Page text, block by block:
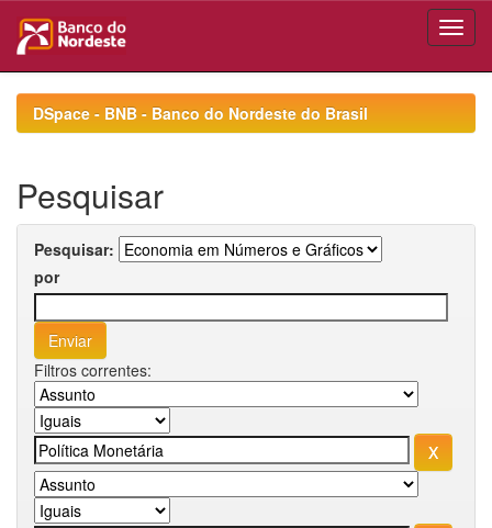
navigationDSpace - BNB - Banco do Nordeste do Brasil
Pesquisar
Pesquisar:
por
Filtros correntes: